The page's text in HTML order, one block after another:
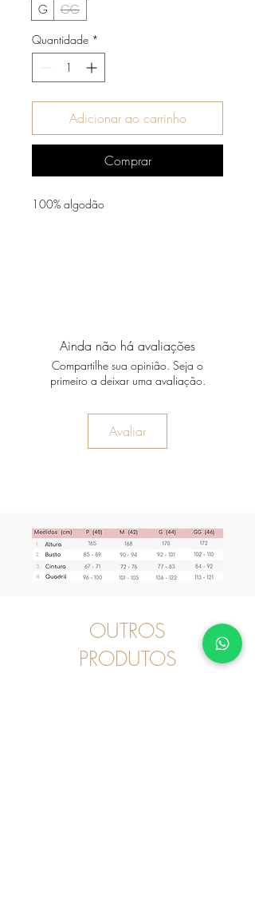
G
GG
Quantidade *
Adicionar ao carrinho
Comprar
100% algodão
Ainda não há avaliações
Compartilhe sua opinião. Seja o
primeiro a deixar uma avaliação.
Avaliar
OUTROS
PRODUTOS